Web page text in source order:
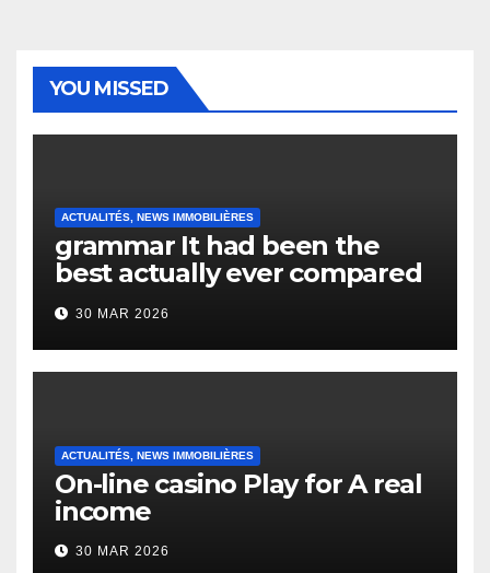
YOU MISSED
ACTUALITÉS, NEWS IMMOBILIÈRES
grammar It had been the
best actually ever compared
to it’s the top actually?
English Vocabulary Learners
Heap Change
30 MAR 2026
ACTUALITÉS, NEWS IMMOBILIÈRES
On-line casino Play for A real
income
30 MAR 2026